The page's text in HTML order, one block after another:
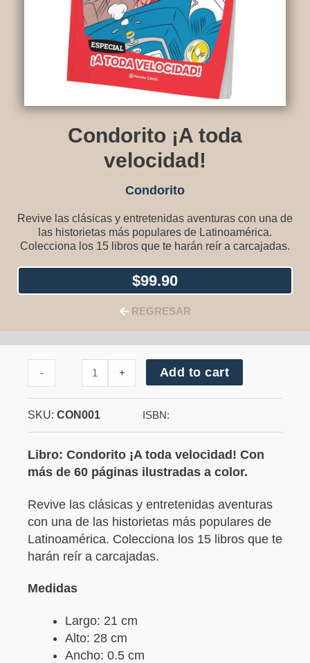
Condorito ¡A toda
velocidad!
Condorito
Revive las clásicas y entretenidas aventuras con una de
las historietas más populares de Latinoamérica.
Colecciona los 15 libros que te harán reír a carcajadas.
$99.90
REGRESAR
Condorito
¡A
toda
- + Add to cart
SKU: CON001 ISBN:
Libro: Condorito ¡A toda velocidad! Con
más de 60 páginas ilustradas a color.
Revive las clásicas y entretenidas aventuras
con una de las historietas más populares de
Latinoamérica. Colecciona los 15 libros que te
harán reír a carcajadas.
Medidas
Largo: 21 cm
Alto: 28 cm
Ancho: 0.5 cm